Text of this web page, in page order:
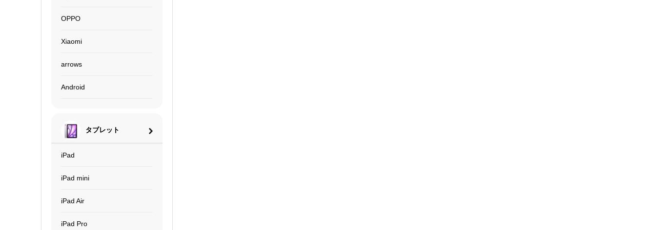
OPPO
Xiaomi
arrows
Android
タブレット
iPad
iPad mini
iPad Air
iPad Pro